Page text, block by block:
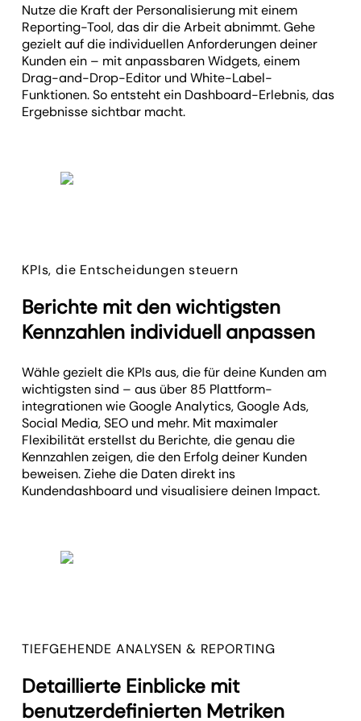
Nutze die Kraft der Personalisierung mit einem
Reporting-Tool, das dir die Arbeit abnimmt. Gehe
gezielt auf die individuellen Anforderungen deiner
Kunden ein – mit anpassbaren Widgets, einem
Drag-and-Drop-Editor und White-Label-
Funktionen. So entsteht ein Dashboard-Erlebnis, das
Ergebnisse sichtbar macht.
KPIs, die Entscheidungen steuern
Berichte mit den wichtigsten
Kennzahlen individuell anpassen
Wähle gezielt die KPIs aus, die für deine Kunden am
wichtigsten sind – aus über 85 Plattform­
integrationen wie Google Analytics, Google Ads,
Social Media, SEO und mehr. Mit maximaler
Flexibilität erstellst du Berichte, die genau die
Kennzahlen zeigen, die den Erfolg deiner Kunden
beweisen. Ziehe die Daten direkt ins
Kundendashboard und visualisiere deinen Impact.
TIEFGEHENDE ANALYSEN & REPORTING
Detaillierte Einblicke mit
benutzerdefinierten Metriken